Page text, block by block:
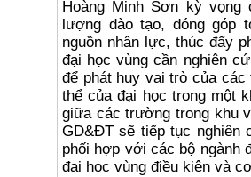
Hoàng Minh Sơn kỳ
lượng đào tạo, đóng góp
nguồn nhân lực, thúc đẩy
đại học vùng cần nghiên
để phát huy vai trò của
thể của đại học trong một
giữa các trường trong khu
GD&ĐT sẽ tiếp tục nghiên
phối hợp với các bộ ngành
đại học vùng điều kiện và